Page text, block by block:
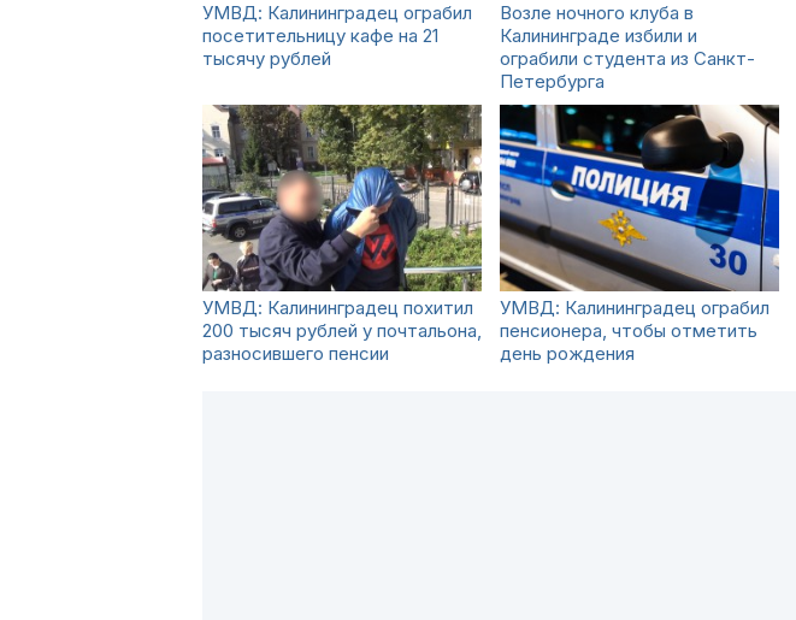
УМВД: Калининградец ограбил
посетительницу кафе на 21
тысячу рублей
Возле ночного клуба в
Калининграде избили и
ограбили студента из Санкт-
Петербурга
УМВД: Калининградец похитил
200 тысяч рублей у почтальона,
разносившего пенсии
УМВД: Калининградец ограбил
пенсионера, чтобы отметить
день рождения